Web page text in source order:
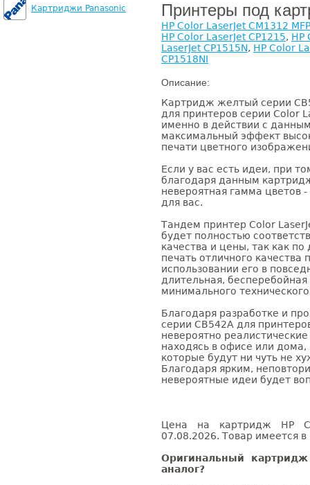
Картриджи Panasonic Принтеры под
HP Color LaserJet CM1312 MFP
HP Color LaserJet CP1215, HP
LaserJet CP1515N, HP Color
CP1518NI
Описание:
Картридж желтый серии
для принтеров серии Color
именно в действии с
максимальный эффект
печати цветного
Если у вас есть идеи, при
благодаря данным
невероятная гамма цветов
для вас.
Тандем принтер Color
будет полностью
качества и цены, так как
печать отличного
использовании его в
длительная,
минимального
Благодаря разработке и
серии CB542A для
невероятно
находясь в офисе или
которые будут ни чуть не
Благодаря ярким,
невероятные идеи будет
Цена на картридж HP
07.08.2026. Товар имеется в
Оригинальный
аналог?